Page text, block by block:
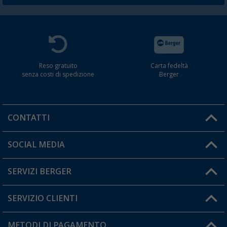
Reso gratuito
senza costi di spedizione
Carta fedeltà
Berger
CONTATTI
Orari di apertura del servizio:
Hai una domanda?
SOCIAL MEDIA
SERVIZI BERGER
Diventare rivenditori
Il mio Account
SERVIZIO CLIENTI
METODI DI PAGAMENTO